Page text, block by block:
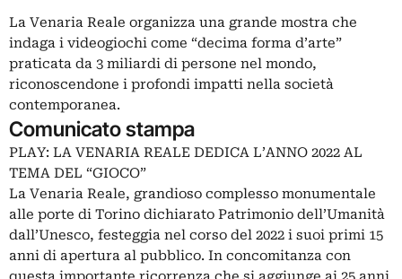
La Venaria Reale organizza una grande mostra che
indaga i videogiochi come “decima forma d’arte”
praticata da 3 miliardi di persone nel mondo,
riconoscendone i profondi impatti nella società
contemporanea.
Comunicato stampa
PLAY: LA VENARIA REALE DEDICA L’ANNO 2022 AL
TEMA DEL “GIOCO”
La Venaria Reale, grandioso complesso monumentale
alle porte di Torino dichiarato Patrimonio dell’Umanità
dall’Unesco, festeggia nel corso del 2022 i suoi primi 15
anni di apertura al pubblico. In concomitanza con